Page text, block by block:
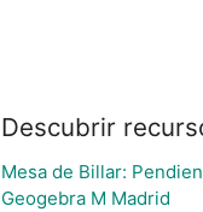
Descubrir
Mesa de Billar:
Geogebra M Madrid